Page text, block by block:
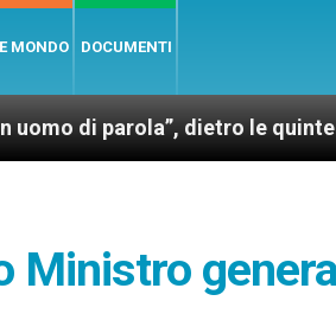
MONDO DOCUMENTI
dietro le quinte
Ministro